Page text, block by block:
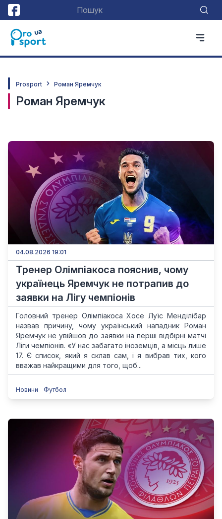
Prosport Роман Яремчук
Роман Яремчук
04.08.2026 19:01
Тренер Олімпіакоса пояснив, чому
українець Яремчук не потрапив до
заявки на Лігу чемпіонів
Головний тренер Олімпіакоса Хосе Луїс Менділібар
назвав причину, чому український нападник Роман
Яремчук не увійшов до заявки на перші відбірні матчі
Ліги чемпіонів. «У нас забагато іноземців, а місць лише
17. Є список, який я склав сам, і я вибрав тих, кого
вважав найкращими для того, щоб...
Новини Футбол